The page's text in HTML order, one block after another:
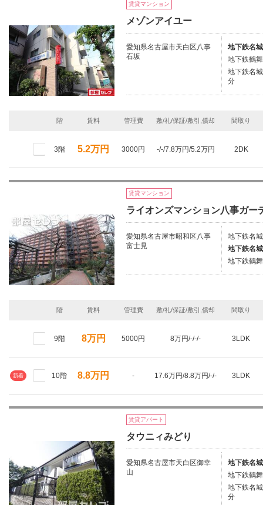
賃貸マンション
メゾンアイユー
愛知県名古屋市天白区八事
石坂
地下鉄名
地下鉄鶴
地下鉄名
分
階 賃料 管理費 敷/礼/保証/敷引,償却 間取り
3階 5.2万円 3000円 -/-/7.8万円/5.2万円 2DK
賃貸マンション
ライオンズマンション八事ガー
愛知県名古屋市昭和区八事
富士見
地下鉄名
地下鉄名
地下鉄鶴
階 賃料 管理費 敷/礼/保証/敷引,償却 間取り
9階 8万円 5000円 8万円/-/-/- 3LDK
新着 10階 8.8万円 - 17.6万円/8.8万円/-/- 3LDK
賃貸アパート
タウニィみどり
愛知県名古屋市天白区御幸
山
地下鉄名
地下鉄鶴
地下鉄名
分